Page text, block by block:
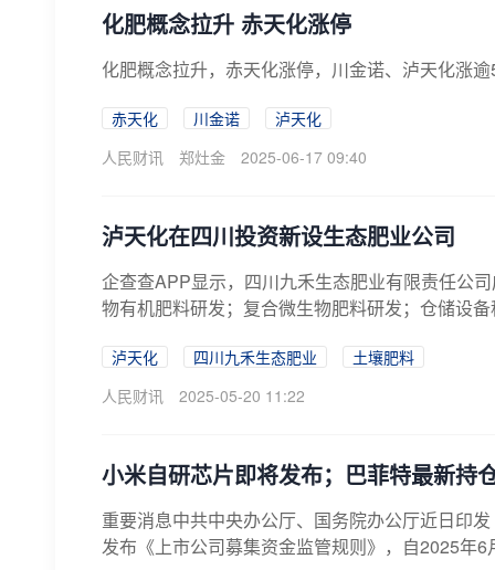
化肥概念拉升 赤天化涨停
化肥概念拉升，赤天化涨停，川金诺、泸天化涨
赤天化 川金诺
泸天化
人民财讯
郑灶金 2025-06-17 09:40
泸天化在四川投资新设生态肥业公司
企查查APP显示，四川九禾生态肥业有限责任公
物有机肥料研发；复合微生物肥料研发；仓储设
泸天化 四川九禾生态肥业
土壤肥料
人民财讯
2025-05-20 11:22
小米自研芯片即将发布；巴菲特最新
重要消息中共中央办公厅、国务院办公厅近日印
发布《上市公司募集资金监管规则》，自2025年